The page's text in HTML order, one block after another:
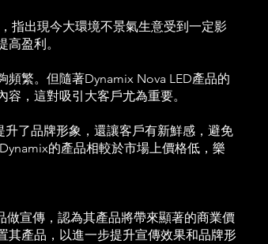
指出現今大環境不景氣生意受到一定影
盈利。
繁。但隨著Dynamix Nova LED產品的
，這對吸引大客戶尤為重要。
了品牌形象，還讓客戶有新鮮感，避免
的產品相較於市場上價格低，樂
宣傳，認為其產品將帶來顯著的商業價
其產品，以進一步提升宣傳效果和品牌形